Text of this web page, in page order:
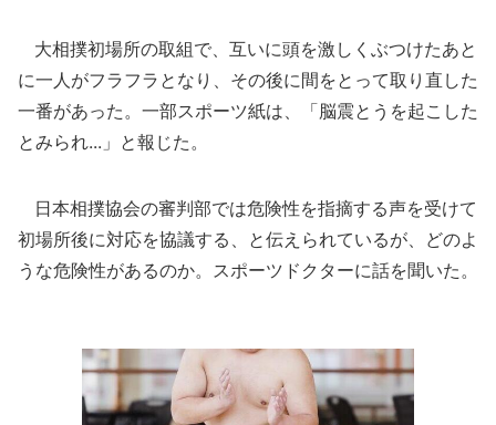
大相撲初場所の取組で、互いに頭を激しくぶつけたあと
に一人がフラフラとなり、その後に間をとって取り直した
一番があった。一部スポーツ紙は、「脳震とうを起こした
とみられ...」と報じた。
日本相撲協会の審判部では危険性を指摘する声を受けて
初場所後に対応を協議する、と伝えられているが、どのよ
うな危険性があるのか。スポーツドクターに話を聞いた。